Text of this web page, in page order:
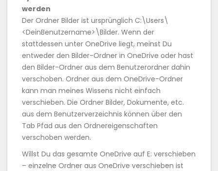
werden
Der Ordner Bilder ist ursprünglich C:\Users\
<DeinBenutzername>\Bilder. Wenn der
stattdessen unter OneDrive liegt, meinst Du
entweder den Bilder-Ordner in OneDrive oder hast
den Bilder-Ordner aus dem Benutzerordner dahin
verschoben. Ordner aus dem OneDrive-Ordner
kann man meines Wissens nicht einfach
verschieben. Die Ordner Bilder, Dokumente, etc.
aus dem Benutzerverzeichnis können über den
Tab Pfad aus den Ordnereigenschaften
verschoben werden.
Willst Du das gesamte OneDrive auf E: verschieben
– einzelne Ordner aus OneDrive verschieben ist